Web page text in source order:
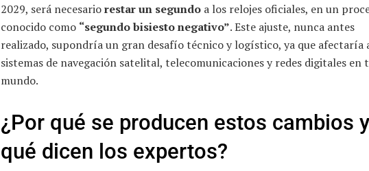
2029, será necesariorestar un segundo a los relojes oficiales, en un
conocido como “segundo bisiesto negativo”. Este ajuste, nunca antes
realizado, supondría un gran desafío técnico y logístico, ya que afectaría
sistemas de navegación satelital, telecomunicaciones y redes digitales en
mundo.
¿Por qué se producen estos cambios y
qué dicen los expertos?